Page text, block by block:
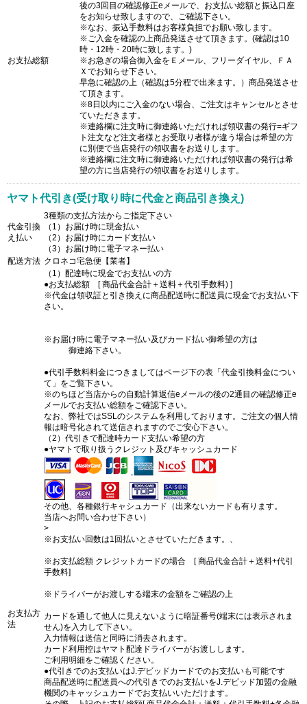
お支払総額
後の3回目の確認修正eメールで、お支払い総額と振込口座
をお知らせ致しますので、ご確認下さい。
※なお、振込手数料はお客様負担でお願い致します。
※ご入金を確認の上商品発送させて頂きます。(確認は10
時・12時・20時に致します。)
※お急ぎの場合御入金をＥメール、フリーダイヤル、ＦＡ
Ｘでお知らせ下さい。
早急に確認の上（確認は5分程で出来ます。）商品発送させ
て頂きます。
※8日以内にご入金のない場合、ご注文はキャンセルとさせ
ていただきます。
※連絡欄に注文時に御連絡いただければ領収書の発行=ギフ
ト注文など注文者様とお受取り者様が違う場合は希望の方
に別便で当店発行の領収書をお送りします。
※連絡欄に注文時に御連絡いただければ領収書の発行は希
望の方に当店発行の領収書をお送りします。
ヤマト代引き(受け取り時に代金と商品引き換え)
代金引換
え払い
3種類の支払方法からご指定下さい
（1）お届け時に現金払い
（2）お届け時にカード支払い
（3）お届け時に電子マネー払い
配送方法 クロネコ宅急便【業者】
お支払方
法
（1）配達時に現金でお支払いの方
●お支払総額 [ 商品代金合計＋送料＋代引手数料) ]
※代金は領収証と引き換えに商品配送時に配送員に現金でお支払い下
さい。
※お届け時に電子マネー払い及びカード払い御希望の方は
御連絡下さい。
●代引手数料料金につきましてはページ下の表「代金引換料金につい
て」をご覧下さい。
※のちほど当店からの自動計算返信eメールの後の2通目の確認修正e
メールでお支払い総額をご確認下さい。
なお、弊社ではSSLのシステムを利用しております。ご注文の個人情
報は暗号化されて送信されますのでご安心下さい。
（2）代引きで配達時カード支払い希望の方
●ヤマトで取り扱うクレジット及びキャッシュカード
その他、各種銀行キャシュカード（出来ないカードも有ります。
当店へお問い合わせ下さい）
>
※お支払い回数は1回払いとさせていただきます。、
※お支払総額 クレジットカードの場合 [ 商品代金合計＋送料+代引
手数料]
※ドライバーがお渡しする端末の金額をご確認の上
カードを通して他人に見えないように暗証番号(端末には表示されま
せん)を入力して下さい。
入力情報は送信と同時に消去されます。
カード利用控はヤマト配達ドライバーがお渡しします。
ご利用明細をご確認ください。
●代引きでのお支払いはJ.デビッドカードでのお支払いも可能です
商品配送時に配送員への代引きでのお支払いをJ.デビッド加盟の金融
機関のキャッシュカードでお支払いいただけます。